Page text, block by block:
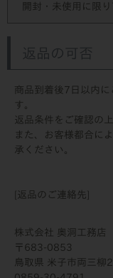
開封・未使用に限り
返品の可否
商品到着後7日以内に
す。
返品条件をご確認の
また、お客様都合に
承ください。
[返品のご連絡先]
株式会社 奥洞工務店
683-0853
鳥取県 米子市両三柳